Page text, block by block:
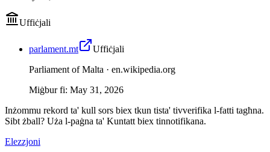
Uffiċjali
parlament.mt
Uffiċjali
Parliament of Malta · en.wikipedia.org
Miġbur fi: May 31, 2026
Inżommu rekord ta' kull sors biex tkun tista' tivverifika l-fatti tagħna.
Sibt żball? Uża l-paġna ta' Kuntatt biex tinnotifikana.
Elezzjoni